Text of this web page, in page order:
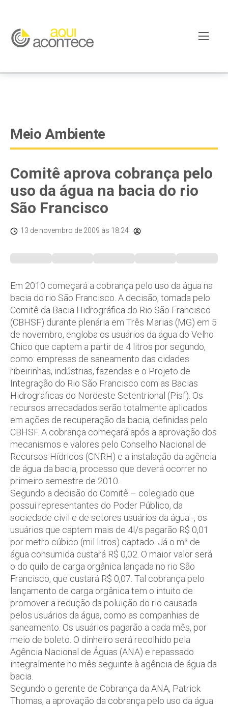
googleb82de9a22cec23e8.html
Meio Ambiente
Comitê aprova cobrança pelo
uso da água na bacia do rio
São Francisco
13 de novembro de 2009 às 18:24
Em 2010 começará a cobrança pelo uso da água na
bacia do rio São Francisco. A decisão, tomada pelo
Comitê da Bacia Hidrográfica do Rio São Francisco
(CBHSF) durante plenária em Três Marias (MG) em 5
de novembro, engloba os usuários da água do Velho
Chico que captem a partir de 4 litros por segundo,
como: empresas de saneamento das cidades
ribeirinhas, indústrias, fazendas e o Projeto de
Integração do Rio São Francisco com as Bacias
Hidrográficas do Nordeste Setentrional (Pisf). Os
recursos arrecadados serão totalmente aplicados
em ações de recuperação da bacia, definidas pelo
CBHSF. A cobrança começará após a aprovação dos
mecanismos e valores pelo Conselho Nacional de
Recursos Hídricos (CNRH) e a instalação da agência
de água da bacia, processo que deverá ocorrer no
primeiro semestre de 2010.
Segundo a decisão do Comitê – colegiado que
possui representantes do Poder Público, da
sociedade civil e de setores usuários da água -, os
usuários que captem mais de 4l/s pagarão R$ 0,01
por metro cúbico (mil litros) captado. Já o m³ de
água consumida custará R$ 0,02. O maior valor será
o do quilo de carga orgânica lançada no rio São
Francisco, que custará R$ 0,07. Tal cobrança pelo
lançamento de carga orgânica tem o intuito de
promover a redução da poluição do rio causada
pelos usuários da água, como as companhias de
saneamento. Os usuários pagarão a cada mês, por
meio de boleto. O dinheiro será recolhido pela
Agência Nacional de Águas (ANA) e repassado
integralmente no mês seguinte à agência de água da
bacia.
Segundo o gerente de Cobrança da ANA, Patrick
Thomas, a aprovação da cobrança pelo uso da água